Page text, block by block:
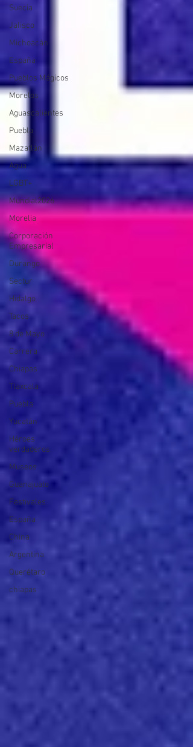
Suecia
Jalisco
Michoacán
España
Pueblos Mágicos
Morelos
Aguascalientes
Puebla
Mazatlán
Agua
LGBT+
Mundial2026
Morelia
Corporación
Empresarial
Durango
Sectur
Hidalgo
Tacos
8 de Mayo
Carrera
Chiapas
Tlaxcala
Puebla
Yucatán
Héroes
verdaderos
Museos
Guanajuato
Festivales
España
China
Argentina
Querétaro
chiapas